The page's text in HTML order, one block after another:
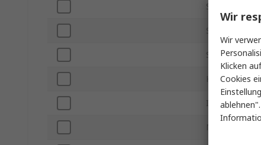
Steckergröße
Stromstärke
Stecker /
Kontakt
IP-Schutzart
Wir
Wir
Klicken
Cookies